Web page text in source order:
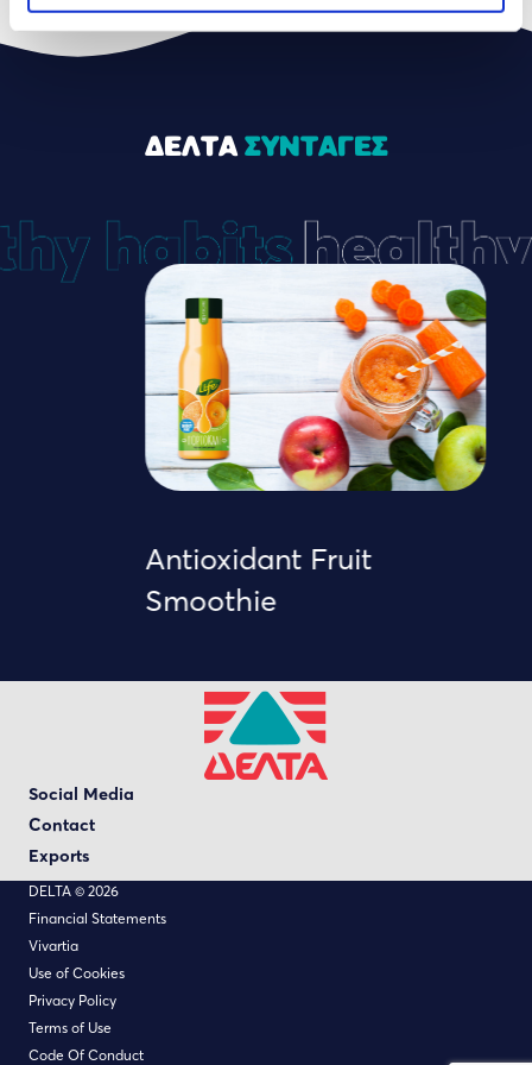
ΔΕΛΤΑ ΣΥΝΤΑΓΕΣ
Antioxidant Fruit
Smoothie
Social Media
Contact
Exports
DELTA © 2026
Financial Statements
Vivartia
Use of Cookies
Privacy Policy
Terms of Use
Code Of Conduct